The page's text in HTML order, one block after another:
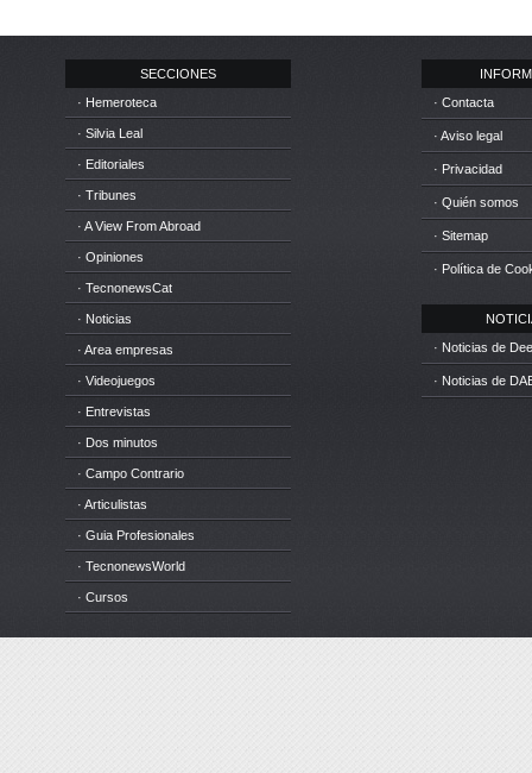
SECCIONES
· Hemeroteca
· Silvia Leal
· Editoriales
· Tribunes
· A View From Abroad
· Opiniones
· TecnonewsCat
· Noticias
· Area empresas
· Videojuegos
· Entrevistas
· Dos minutos
· Campo Contrario
· Articulistas
· Guia Profesionales
· TecnonewsWorld
· Cursos
· Contacta
· Aviso legal
· Privacidad
· Quién somos
· Sitemap
· Política de
· Noticias de
· Noticias de